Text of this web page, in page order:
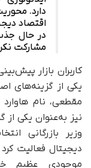
دارد.
اقتصاد
در حال
مشارکت
کاربران بازار
یکی از گزینه‌های
مقطعی، نام هاوارد
نیز به‌عنوان یکی
وزیر بازرگانی
موجودی عظیم